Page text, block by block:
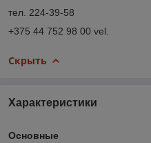
тел. 224-39-58
+375 44 752 98 00 vel.
Скрыть
Характеристики
Основные